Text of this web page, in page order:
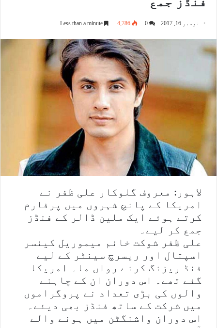
نومبر 16, 2017 4,786
لاہور: معروف گلوکار علی ظفر نے
امریکا کے پانچ شہروں میں پرفارم
کرتے ہوئے ایک ملین ڈالر کے فنڈز
جمع کر لیے۔
علی ظفر شوکت خانم میموریل کینسر
اسپتال اور ریسرچ سینٹر کے لیے
فنڈ ریزنگ کرنے رواں ماہ امریکا
گئے تھے۔ اس دوران ان کے چاہنے
والوں کی بڑی تعداد نے پروگراموں
میں شرکت کے ساتھ فنڈز بھی دیئے۔
اس دوران واشنگٹن میں ہونے والے